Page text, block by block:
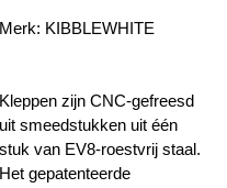
Merk: KIBBLEWHITE
Kleppen zijn CNC-gefreesd
uit smeedstukken uit één
stuk van EV8-roestvrij staal.
Het gepatenteerde